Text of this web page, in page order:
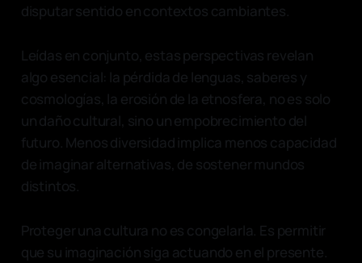
disputar sentido en contextos cambiantes.
Leídas en conjunto, estas perspectivas revelan
algo esencial: la pérdida de lenguas, saberes y
cosmologías, la erosión de la etnosfera, no es solo
un daño cultural, sino un empobrecimiento del
futuro. Menos diversidad implica menos capacidad
de imaginar alternativas, de sostener mundos
distintos.
Proteger una cultura no es congelarla. Es permitir
que su imaginación siga actuando en el presente.